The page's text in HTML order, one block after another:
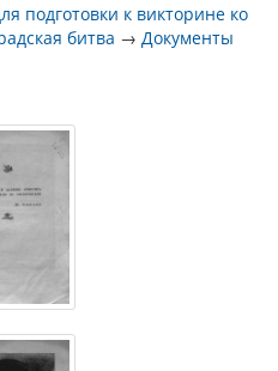
подготовки к викторине ко
битва →Документы